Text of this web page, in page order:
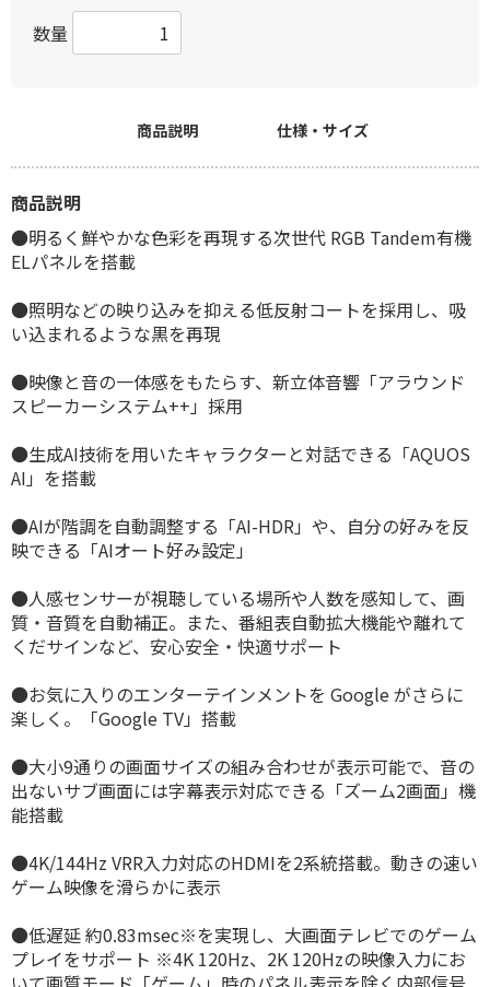
数量
商品説明 仕様・サイズ
商品説明
●明るく鮮やかな色彩を再現する次世代 RGB Tandem有機
ELパネルを搭載
●照明などの映り込みを抑える低反射コートを採用し、吸
い込まれるような黒を再現
●映像と音の一体感をもたらす、新立体音響「アラウンド
スピーカーシステム++」採用
●生成AI技術を用いたキャラクターと対話できる「AQUOS
AI」を搭載
●AIが階調を自動調整する「AI-HDR」や、自分の好みを反
映できる「AIオート好み設定」
●人感センサーが視聴している場所や人数を感知して、画
質・音質を自動補正。また、番組表自動拡大機能や離れて
くだサインなど、安心安全・快適サポート
●お気に入りのエンターテインメントを Google がさらに
楽しく。「Google TV」搭載
●大小9通りの画面サイズの組み合わせが表示可能で、音の
出ないサブ画面には字幕表示対応できる「ズーム2画面」機
能搭載
●4K/144Hz VRR入力対応のHDMIを2系統搭載。動きの速い
ゲーム映像を滑らかに表示
●低遅延 約0.83msec※を実現し、大画面テレビでのゲーム
プレイをサポート ※4K 120Hz、2K 120Hzの映像入力にお